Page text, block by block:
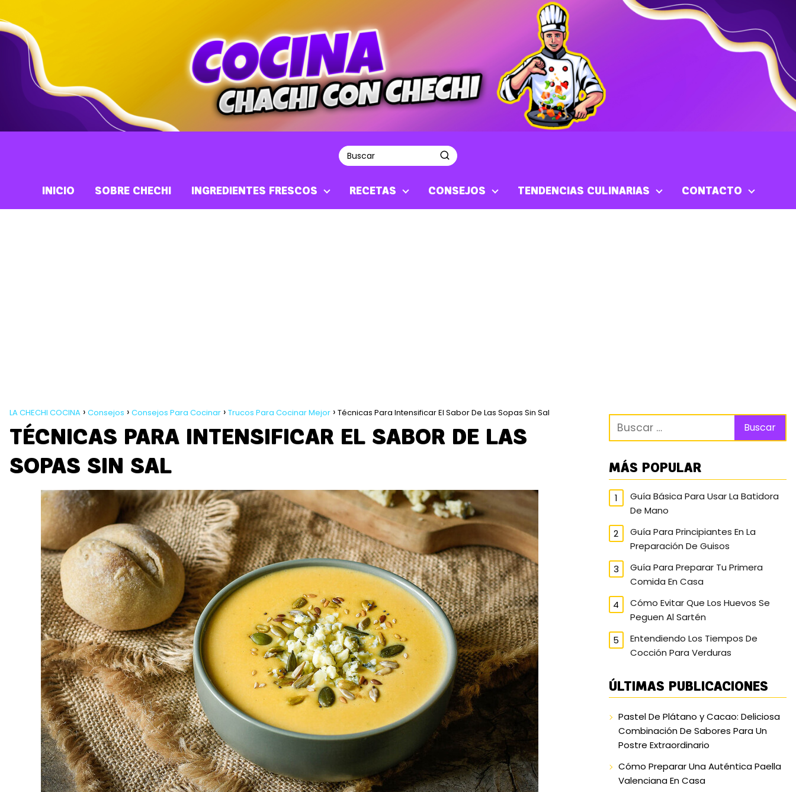
INICIO SOBRE CHECHI INGREDIENTES FRESCOS RECETAS CONSEJOS TENDENCIAS CULINARIAS CONTACTO
LA CHECHI COCINA Consejos Consejos Para Cocinar Trucos Para Cocinar Mejor Técnicas Para Intensificar El Sabor De Las Sopas Sin Sal
TÉCNICAS PARA INTENSIFICAR EL SABOR DE LAS
SOPAS SIN SAL
MÁS POPULAR
Guía Básica Para Usar La Batidora
De Mano
Guía Para Principiantes En La
Preparación De Guisos
Guía Para Preparar Tu Primera
Comida En Casa
Cómo Evitar Que Los Huevos Se
Peguen Al Sartén
Entendiendo Los Tiempos De
Cocción Para Verduras
ÚLTIMAS PUBLICACIONES
Pastel De Plátano y Cacao: Deliciosa
Combinación De Sabores Para Un
Postre Extraordinario
Cómo Preparar Una Auténtica Paella
Valenciana En Casa